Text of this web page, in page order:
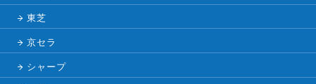
東芝
京セラ
シャープ